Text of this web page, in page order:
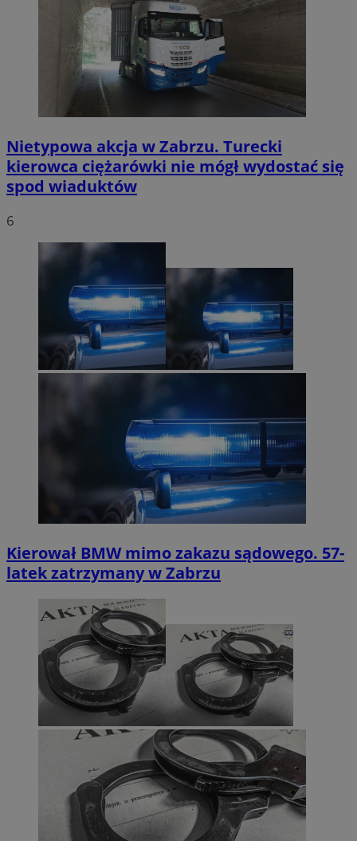
Nietypowa akcja w Zabrzu. Turecki
kierowca ciężarówki nie mógł wydostać się
spod wiaduktów
6
Kierował BMW mimo zakazu sądowego. 57-
latek zatrzymany w Zabrzu